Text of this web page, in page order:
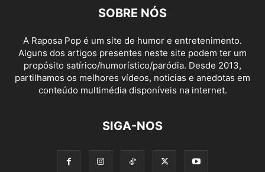
SOBRE NÓS
A Raposa Pop é um site de humor e entretenimento.
Alguns dos artigos presentes neste site podem ter um
propósito satírico/humorístico/paródia. Desde 2013,
partilhamos os melhores vídeos, noticias e anedotas em
conteúdo multimédia disponíveis na internet.
SIGA-NOS